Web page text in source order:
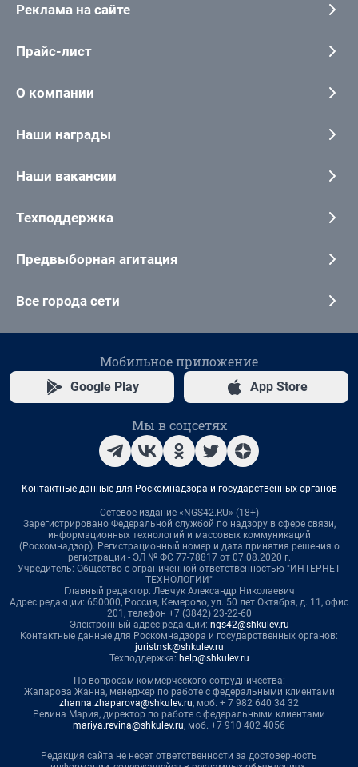
Реклама на сайте
Прайс-лист
О компании
Наши награды
Наши вакансии
Техподдержка
Предвыборная агитация
Все города сети
Мобильное приложение
Google Play App Store
Мы в соцсетях
Контактные данные для Роскомнадзора и государственных органов
Сетевое издание «NGS42.RU» (18+)
Зарегистрировано Федеральной службой по надзору в сфере связи,
информационных технологий и массовых коммуникаций
(Роскомнадзор). Регистрационный номер и дата принятия решения о
регистрации - ЭЛ № ФС 77-78817 от 07.08.2020 г.
Учредитель: Общество с ограниченной ответственностью "ИНТЕРНЕТ
ТЕХНОЛОГИИ"
Главный редактор: Левчук Александр Николаевич
Адрес редакции: 650000, Россия, Кемерово, ул. 50 лет Октября, д. 11, офис
201, телефон +7 (3842) 23-22-60
Электронный адрес редакции: ngs42@shkulev.ru
Контактные данные для Роскомнадзора и государственных органов:
juristnsk@shkulev.ru
Техподдержка: help@shkulev.ru
По вопросам коммерческого сотрудничества:
Жапарова Жанна, менеджер по работе с федеральными клиентами
zhanna.zhaparova@shkulev.ru, моб. + 7 982 640 34 32
Ревина Мария, директор по работе с федеральными клиентами
mariya.revina@shkulev.ru, моб. +7 910 402 4056
Редакция сайта не несет ответственности за достоверность